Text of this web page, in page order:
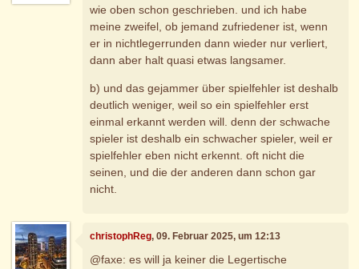
wie oben schon geschrieben. und ich habe
meine zweifel, ob jemand zufriedener ist, wenn
er in nichtlegerrunden dann wieder nur verliert,
dann aber halt quasi etwas langsamer.
b) und das gejammer über spielfehler ist deshalb
deutlich weniger, weil so ein spielfehler erst
einmal erkannt werden will. denn der schwache
spieler ist deshalb ein schwacher spieler, weil er
spielfehler eben nicht erkennt. oft nicht die
seinen, und die der anderen dann schon gar
nicht.
christophReg, 09. Februar 2025, um 12:13
@faxe: es will ja keiner die Legertische